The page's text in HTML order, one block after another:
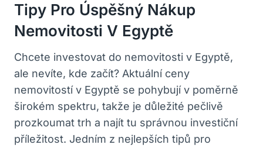
Tipy ⁤pro Úspěšný Nákup
Nemovitosti V Egyptě
Chcete investovat ⁤do nemovitosti v ⁣Egyptě,
ale nevíte, kde začít? Aktuální ceny
nemovitostí v Egyptě se‍ pohybují‌ v poměrně
širokém spektru,⁣ takže je důležité pečlivě‌
prozkoumat ‌trh⁤ a ⁣najít tu správnou investiční
příležitost. Jedním⁣ z ​nejlepších tipů pro